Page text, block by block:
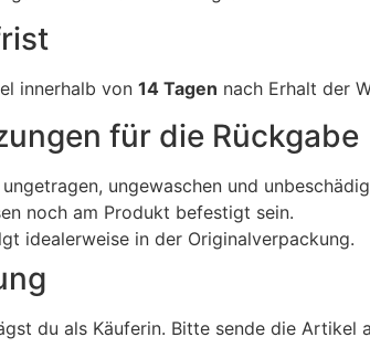
innerhalb von 14 Tagen nach Erhalt der
für die Rückgabe
ungewaschen und
noch am Produkt befestigt sein.
idealerweise in der Originalverpackung.
du als Käuferin. Bitte sende die Artikel